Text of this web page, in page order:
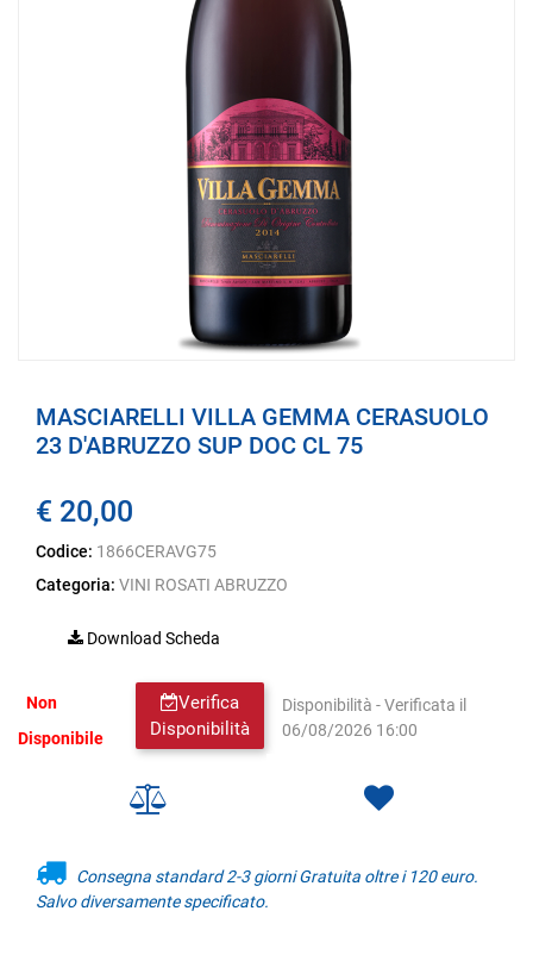
MASCIARELLI VILLA GEMMA CERASUOLO
23 D'ABRUZZO SUP DOC CL 75
€ 20,00
Codice: 1866CERAVG75
Categoria: VINI ROSATI ABRUZZO
Download Scheda
Verifica
Disponibilità
Non
Disponibile
Disponibilità - Verificata il
06/08/2026 16:00
Consegna standard 2-3 giorni Gratuita oltre i 120 euro.
Salvo diversamente specificato.